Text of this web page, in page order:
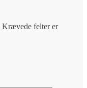
Krævede felter er